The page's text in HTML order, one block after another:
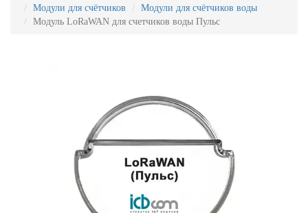
Модули для счётчиков
Модули для счётчиков воды
Модуль LoRaWAN для счетчиков воды Пульс